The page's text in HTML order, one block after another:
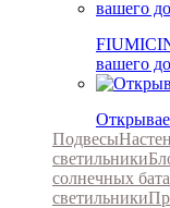
вашего
Подвесы
светильники
солнечных
светильники